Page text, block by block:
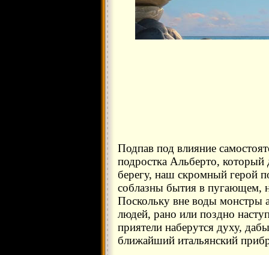
Подпав под влияние
подростка Альберто, который
берегу, наш скромный герой
соблазны бытия в пугающем,
Поскольку вне воды монстры
людей, рано или поздно
приятели наберутся духу,
ближайший итальянский